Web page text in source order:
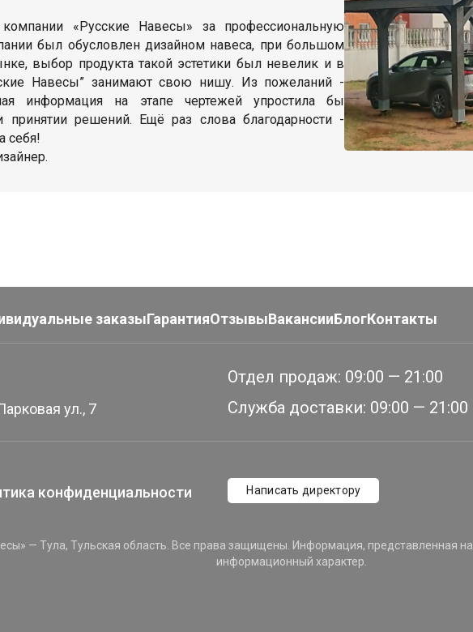
«Русские Навесы» за профессиональную
был обусловлен дизайном навеса, при большом
выбор продукта такой эстетики был невелик и в
Навесы” занимают свою нишу. Из пожеланий -
информация на этапе чертежей упростила бы
решений. Ещё раз слова благодарности -
себя!
заказыГарантияОтзывыВакансииБлогКонтакты
ул., 7
Отдел продаж: 09:00 — 21:00
Служба доставки: 09:00 — 21:00
конфиденциальности Написать директору
— Тула, Тульская область. Все права защищены. Информация, представленная на
информационный характер.